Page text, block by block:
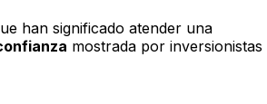
han significado atender una
mostrada por inversionistas